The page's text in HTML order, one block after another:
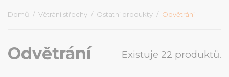
Domů Větrání střechy Ostatní produkty Odvětrání
Odvětrání Existuje 22 produktů.